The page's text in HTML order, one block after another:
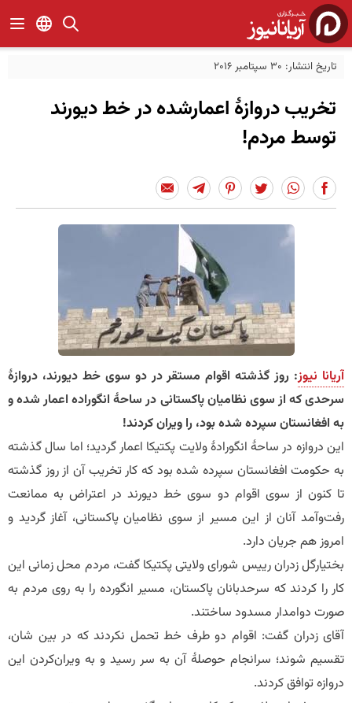
تاریخ انتشار: 30 سپتامبر 2016
تخریب دروازۀ اعمارشده در خط دیورند
توسط مردم!
آریانا نیوز: روز گذشته اقوام مستقر در دو سوی خط دیورند، دروازۀ
سرحدی که از سوی نظامیان پاکستانی در ساحۀ انگوراده اعمار شده و
به افغانستان سپرده شده بود، را ویران کردند!
این دروازه در ساحۀ انگورادۀ ولایت پکتیکا اعمار گردید؛ اما سال گذشته
به حکومت افغانستان سپرده شده بود که کار تخریب آن از روز گذشته
تا کنون از سوی اقوام دو سوی خط دیورند در اعتراض به ممانعت
رفت‌وآمد آنان از این مسیر از سوی نظامیان پاکستانی، آغاز گردید و
امروز هم جریان دارد.
بختیارگل زدران رییس شورای ولایتی پکتیکا گفت، مردم محل زمانی این
کار را کردند که سرحدبانان پاکستان، مسیر انگورده را به روی مردم به
صورت دوامدار مسدود ساختند.
آقای زدران گفت: اقوام دو طرف خط تحمل نکردند که در بین شان،
تقسیم شوند؛ سرانجام حوصلۀ آن به سر رسید و به ویران‌کردن این
دروازه توافق کردند.